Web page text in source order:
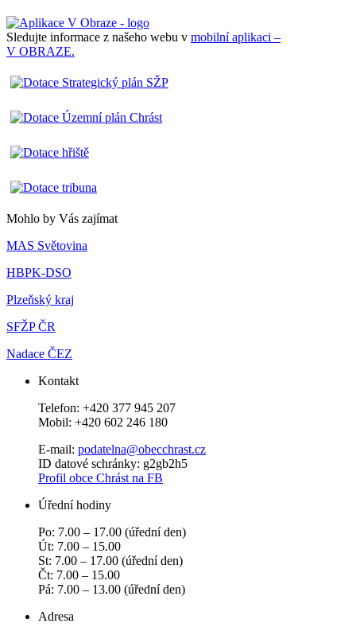
Sledujte informace z našeho webu v mobilní aplikaci –
V OBRAZE.
Mohlo by Vás zajímat
MAS Světovina
HBPK-DSO
Plzeňský kraj
SFŽP ČR
Nadace ČEZ
Kontakt
Telefon: +420 377 945 207
Mobil: +420 602 246 180
E-mail: podatelna@obecchras­t.cz
ID datové schránky: g2gb2h5
Profil obce Chrást na FB
Úřední hodiny
Po: 7.00 – 17.00 (úřední den)
Út: 7.00 – 15.00
St: 7.00 – 17.00 (úřední den)
Čt: 7.00 – 15.00
Pá: 7.00 – 13.00 (úřední den)
Adresa